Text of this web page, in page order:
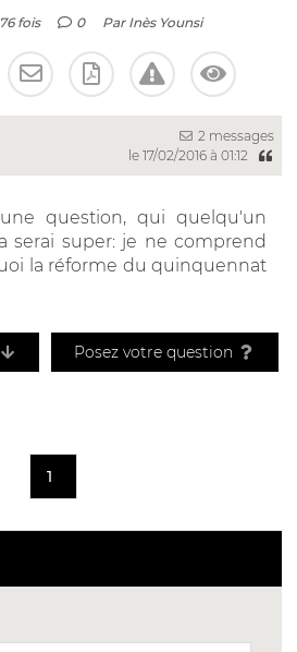
fois 0 Par Inès Younsi
2 messages
le 17/02/2016 à 01:12
question, qui quelqu'un
serai super: je ne comprend
la réforme du quinquennat
Posez votre question
1